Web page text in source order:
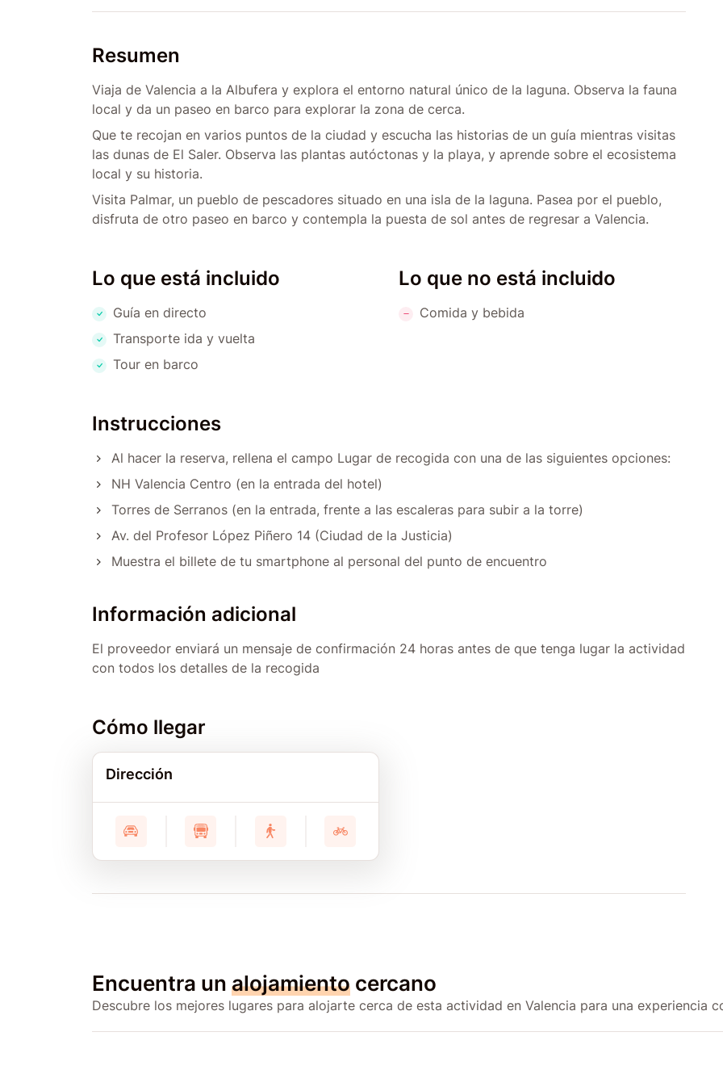
Resumen
Viaja de Valencia a la Albufera y explora el entorno natural único de la laguna. Observa la fauna
local y da un paseo en barco para explorar la zona de cerca.
Que te recojan en varios puntos de la ciudad y escucha las historias de un guía mientras visitas
las dunas de El Saler. Observa las plantas autóctonas y la playa, y aprende sobre el ecosistema
local y su historia.
Visita Palmar, un pueblo de pescadores situado en una isla de la laguna. Pasea por el pueblo,
disfruta de otro paseo en barco y contempla la puesta de sol antes de regresar a Valencia.
Lo que está incluido
Guía en directo
Transporte ida y vuelta
Tour en barco
Lo que no está incluido
Comida y bebida
Instrucciones
Al hacer la reserva, rellena el campo Lugar de recogida con una de las siguientes opciones:
NH Valencia Centro (en la entrada del hotel)
Torres de Serranos (en la entrada, frente a las escaleras para subir a la torre)
Av. del Profesor López Piñero 14 (Ciudad de la Justicia)
Muestra el billete de tu smartphone al personal del punto de encuentro
Información adicional
El proveedor enviará un mensaje de confirmación 24 horas antes de que tenga lugar la actividad
con todos los detalles de la recogida
Cómo llegar
Dirección
Encuentra un alojamiento cercano
Descubre los mejores lugares para alojarte cerca de esta actividad en Valencia para una experiencia